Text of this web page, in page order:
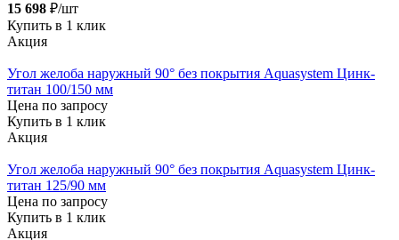
15 698 ₽/шт
Купить в 1 клик
Акция
Угол желоба наружный 90° без покрытия Aquasystem Цинк-
титан 100/150 мм
Цена по запросу
Купить в 1 клик
Акция
Угол желоба наружный 90° без покрытия Aquasystem Цинк-
титан 125/90 мм
Цена по запросу
Купить в 1 клик
Акция